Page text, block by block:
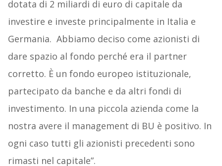
dotata di 2 miliardi di euro di capitale da
investire e investe principalmente in Italia e
Germania. Abbiamo deciso come azionisti di
dare spazio al fondo perché era il partner
corretto. È un fondo europeo istituzionale,
partecipato da banche e da altri fondi di
investimento. In una piccola azienda come la
nostra avere il management di BU è positivo. In
ogni caso tutti gli azionisti precedenti sono
rimasti nel capitale”.